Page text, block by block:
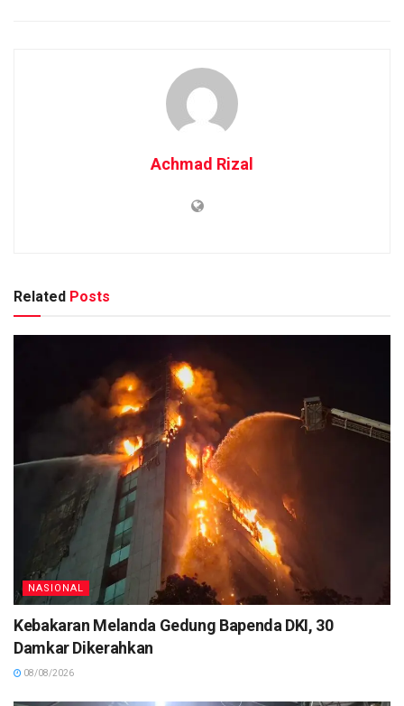
Achmad Rizal
Related Posts
NASIONAL
Kebakaran Melanda Gedung Bapenda DKI, 30
Damkar Dikerahkan
08/08/2026